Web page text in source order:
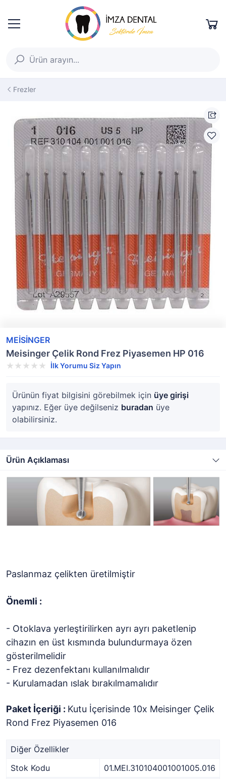
Frezler
MEİSİNGER
Meisinger Çelik Rond Frez Piyasemen HP 016
İlk Yorumu Siz Yapın
Ürünün fiyat bilgisini görebilmek için üye girişi
yapınız. Eğer üye değilseniz buradan üye
olabilirsiniz.
Ürün Açıklaması
Paslanmaz çelikten üretilmiştir
Önemli :
- Otoklava yerleştirilirken ayrı ayrı paketlenip
cihazın en üst kısmında bulundurmaya özen
gösterilmelidir
- Frez dezenfektanı kullanılmalıdır
- Kurulamadan ıslak bırakılmamalıdır
Paket İçeriği : Kutu İçerisinde 10x Meisinger Çelik
Rond Frez Piyasemen 016
Diğer Özellikler
Stok Kodu
01.MEI.310104001001005.016